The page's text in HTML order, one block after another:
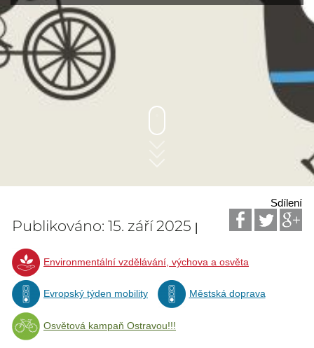
Sdílení
Publikováno: 15. září 2025 |
Environmentální vzdělávání, výchova a osvěta
Evropský týden mobility Městská doprava
Osvětová kampaň Ostravou!!!